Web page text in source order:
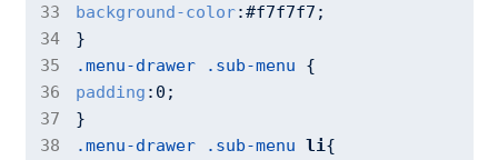
background-color:#f7f7f7 ;
.menu-drawer
.sub-menu
padding : 0 ;
.menu-drawer
.sub-menu li